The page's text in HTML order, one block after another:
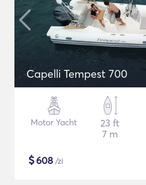
Capelli Tempest 700
Motor Yacht
23 ft
7 m
$608 /zi